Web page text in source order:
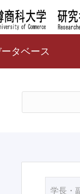
タベース
学長・